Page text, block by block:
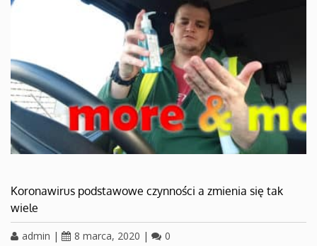
Koronawirus podstawowe czynności a zmienia się tak
wiele
admin | 8 marca, 2020 | 0